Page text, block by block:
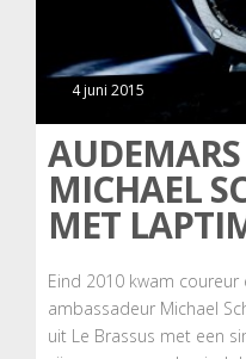
4 juni 2015
MICHAEL
MET
Eind 2010 kwam coureur
ambassadeur Michael
uit Le Brassus met een